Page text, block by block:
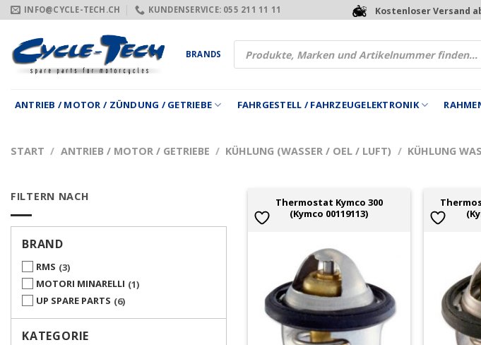
Zum
Inhalt
springen
INFO@CYCLE-TECH.CH KUNDENSERVICE: 055 211 11 11 Kostenloser Versand
BRANDS
Products
search
ANTRIEB / MOTOR / ZÜNDUNG / GETRIEBE FAHRGESTELL / FAHRZEUGELEKTRONIK
START / ANTRIEB / MOTOR / GETRIEBE / KÜHLUNG (WASSER / OEL / LUFT) / KÜHLUNG
FILTERN NACH
BRAND
RMS 3
MOTORI MINARELLI 1
UP SPARE PARTS
6
KATEGORIE
Thermostat Kymco 300
(Kymco 00119113)